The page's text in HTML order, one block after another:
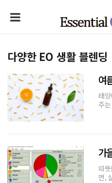
다양한 EO 생활 블렌딩
여
태
주
로
가
따
면,